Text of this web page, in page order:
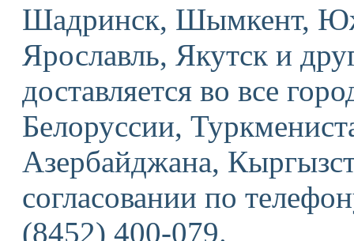
Шадринск, Шымкент,
Ярославль, Якутск и
доставляется во все
Белоруссии,
Азербайджана,
согласовании по
(8452) 400-079.